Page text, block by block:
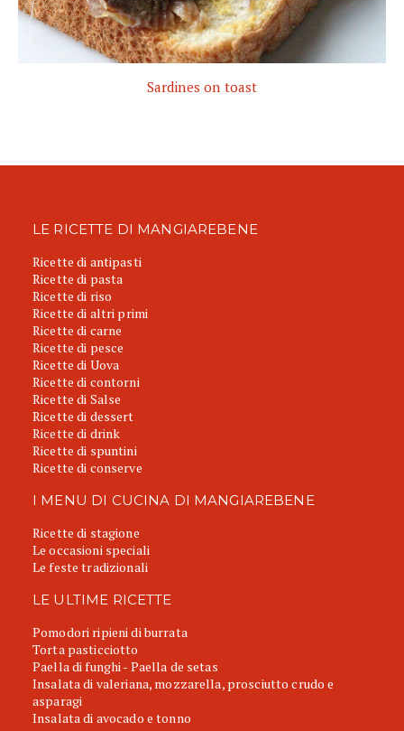
Sardines on toast
LE RICETTE DI MANGIAREBENE
Ricette di antipasti
Ricette di pasta
Ricette di riso
Ricette di altri primi
Ricette di carne
Ricette di pesce
Ricette di Uova
Ricette di contorni
Ricette di Salse
Ricette di dessert
Ricette di drink
Ricette di spuntini
Ricette di conserve
I MENU DI CUCINA DI MANGIAREBENE
Ricette di stagione
Le occasioni speciali
Le feste tradizionali
LE ULTIME RICETTE
Pomodori ripieni di burrata
Torta pasticciotto
Paella di funghi - Paella de setas
Insalata di valeriana, mozzarella, prosciutto crudo e
asparagi
Insalata di avocado e tonno